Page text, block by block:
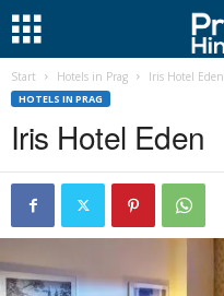
Start Hotels in Prag Iris Hotel Eden
HOTELS IN PRAG
Iris Hotel Eden